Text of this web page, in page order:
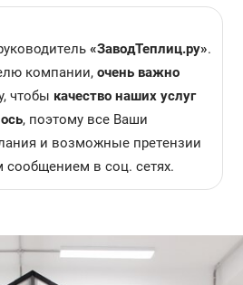
«ЗаводТеплиц.ру».
компании, очень важно
чтобы качество наших услуг
, поэтому все Ваши
и возможные претензии
в соц. сетях.